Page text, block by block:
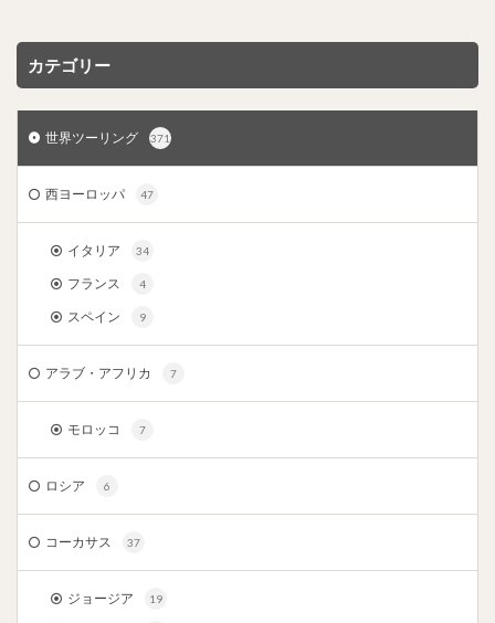
カテゴリー
世界ツーリング 371
西ヨーロッパ 47
イタリア 34
フランス 4
スペイン 9
アラブ・アフリカ 7
モロッコ 7
ロシア 6
コーカサス 37
ジョージア 19